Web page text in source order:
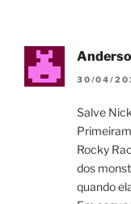
30/04/
Salve
Rocky
dos
quando